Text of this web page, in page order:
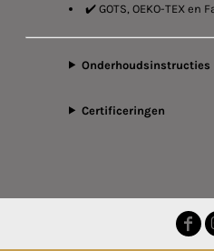
✔️ GOTS, OEKO-TEX en
Onderhoudsinstructies
Certificeringen